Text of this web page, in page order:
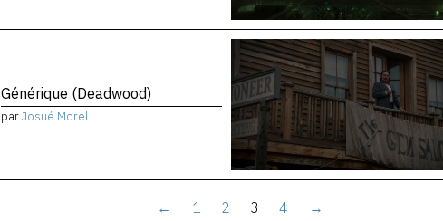
Générique (Deadwood)
parJosué Morel
← 1 2 3 4 →